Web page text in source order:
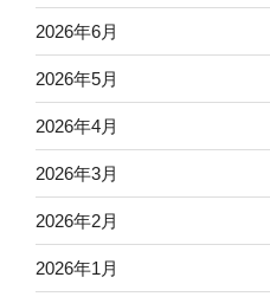
2026年6月
2026年5月
2026年4月
2026年3月
2026年2月
2026年1月